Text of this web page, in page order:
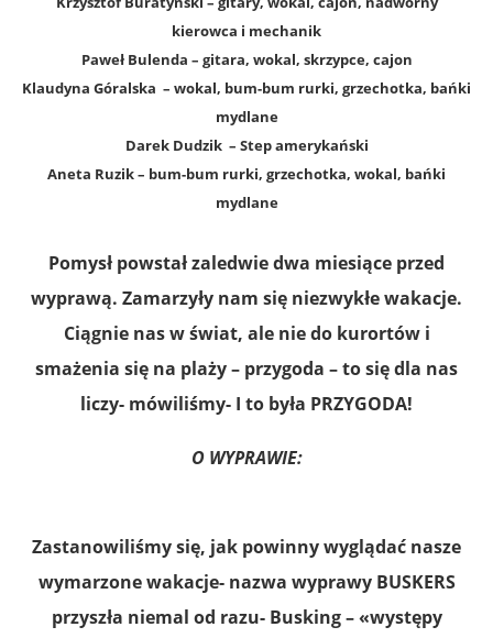
kierowca i mechanik
Paweł Bulenda – gitara, wokal, skrzypce, cajon
Klaudyna Góralska – wokal, bum-bum rurki, grzechotka, bańki
mydlane
Darek Dudzik – Step amerykański
Aneta Ruzik – bum-bum rurki, grzechotka, wokal, bańki
mydlane
Pomysł powstał zaledwie dwa miesiące przed
wyprawą. Zamarzyły nam się niezwykłe wakacje.
Ciągnie nas w świat, ale nie do kurortów i
smażenia się na plaży – przygoda – to się dla nas
liczy- mówiliśmy- I to była PRZYGODA!
O WYPRAWIE:
Zastanowiliśmy się, jak powinny wyglądać nasze
wymarzone wakacje- nazwa wyprawy BUSKERS
przyszła niemal od razu- Busking – «występy